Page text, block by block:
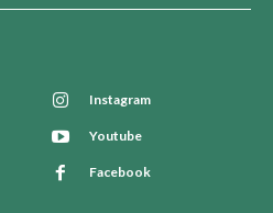
Instagram
Youtube
Facebook